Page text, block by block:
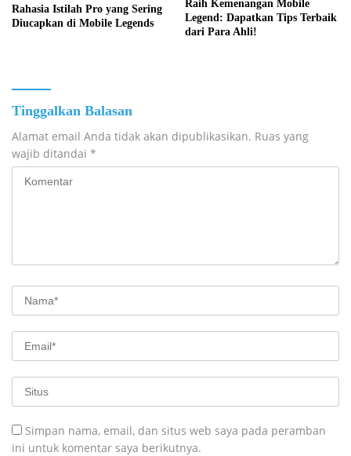
Rahasia Istilah Pro yang Sering
Diucapkan di Mobile Legends
Raih Kemenangan Mobile
Legend: Dapatkan Tips Terbaik
dari Para Ahli!
Tinggalkan Balasan
Alamat email Anda tidak akan dipublikasikan. Ruas yang
wajib ditandai *
Simpan nama, email, dan situs web saya pada peramban
ini untuk komentar saya berikutnya.